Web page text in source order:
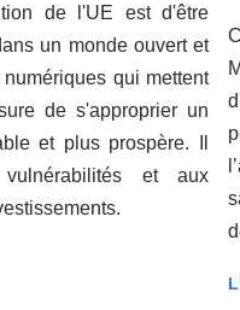
de l'UE est d'être
un monde ouvert et
qui mettent
de s'approprier un
et plus prospère. Il
et aux